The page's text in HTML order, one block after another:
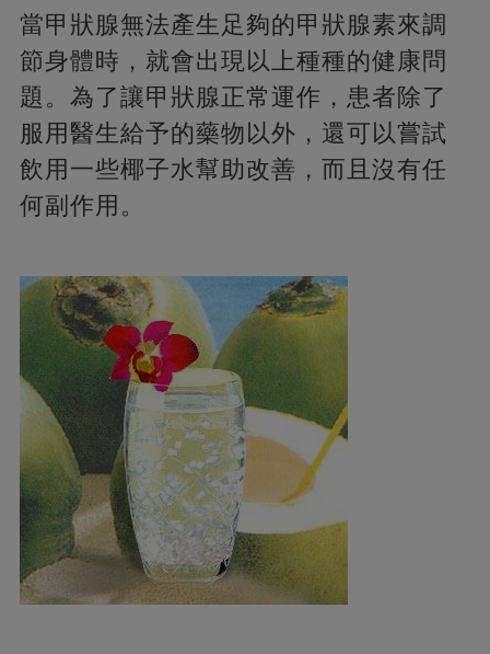
當甲狀腺無法產生足夠的甲狀腺素來調
節身體時，就會出現以上種種的健康問
題。為了讓甲狀腺正常運作，患者除了
服用醫生給予的藥物以外，還可以嘗試
飲用一些椰子水幫助改善，而且沒有任
何副作用。